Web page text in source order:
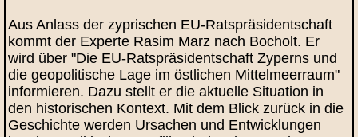
Aus Anlass der zyprischen EU-Ratspräsidentschaft
kommt der Experte Rasim Marz nach Bocholt. Er
wird über "Die EU-Ratspräsidentschaft Zyperns und
die geopolitische Lage im östlichen Mittelmeerraum"
informieren. Dazu stellt er die aktuelle Situation in
den historischen Kontext. Mit dem Blick zurück in die
Geschichte werden Ursachen und Entwicklungen